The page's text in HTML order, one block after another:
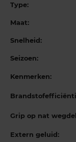
Type:
Maat:
Snelheid:
Seizoen:
Kenmerken:
Grip op nat
Extern geluid: